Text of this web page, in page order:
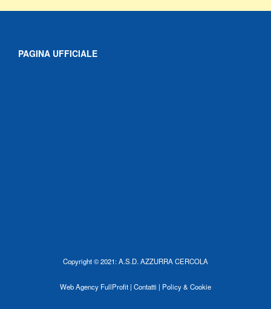
PAGINA UFFICIALE
Copyright © 2021: A.S.D. AZZURRA CERCOLA
Web Agency FullProfit | Contatti | Policy & Cookie